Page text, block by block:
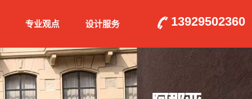
专业观点 设计服务 13929502360